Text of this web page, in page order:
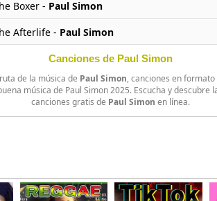
Boxer - Paul Simon
Afterlife - Paul Simon
Canciones de Paul Simon
de la música de Paul Simon, canciones en formato
música de Paul Simon 2025. Escucha y descubre
canciones gratis de Paul Simon en línea.